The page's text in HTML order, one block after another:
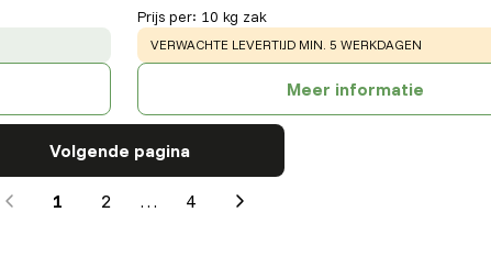
Prijs per: 10 kg zak
WARNING:
VERWACHTE LEVERTIJD MIN. 5 WERKDAGEN
Meer informatie
Volgende pagina
1 2 … 4
Next